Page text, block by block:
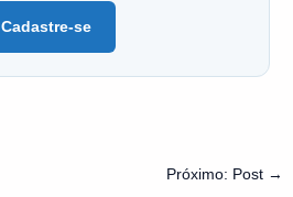
Cadastre-se
Próximo: Post →